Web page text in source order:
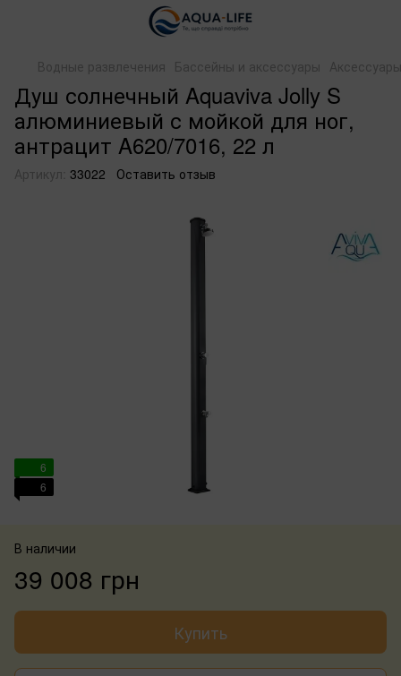
Водные развлечения Бассейны и аксессуары Аксессуары
Душ солнечный Aquaviva Jolly S
алюминиевый с мойкой для ног,
антрацит A620/7016, 22 л
Артикул: 33022 Оставить отзыв
6
6
В наличии
39 008 грн
Купить